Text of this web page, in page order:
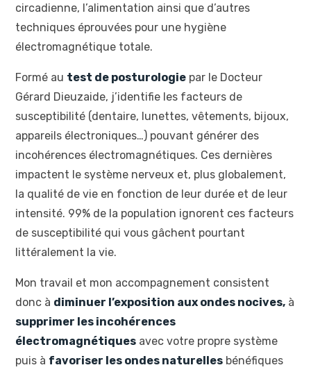
circadienne, l’alimentation ainsi que d’autres
techniques éprouvées pour une hygiène
électromagnétique totale.
Formé au test de posturologie par le Docteur
Gérard Dieuzaide, j’identifie les facteurs de
susceptibilité (dentaire, lunettes, vêtements, bijoux,
appareils électroniques…) pouvant générer des
incohérences électromagnétiques. Ces dernières
impactent le système nerveux et, plus globalement,
la qualité de vie en fonction de leur durée et de leur
intensité. 99% de la population ignorent ces facteurs
de susceptibilité qui vous gâchent pourtant
littéralement la vie.
Mon travail et mon accompagnement consistent
donc à diminuer l’exposition aux ondes nocives, à
supprimer les incohérences
électromagnétiques avec votre propre système
puis à favoriser les ondes naturelles bénéfiques